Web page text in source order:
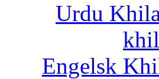
Urdu
Engelsk